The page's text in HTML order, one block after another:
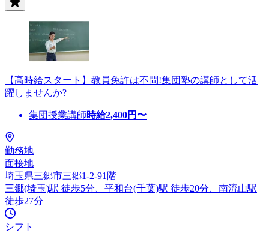
【高時給スタート】教員免許は不問!集団塾の講師として活
躍しませんか?
集団授業講師時給2,400円〜
勤務地
面接地
埼玉県三郷市三郷1-2-91階
三郷(埼玉)駅 徒歩5分、平和台(千葉)駅 徒歩20分、南流山駅
徒歩27分
シフト